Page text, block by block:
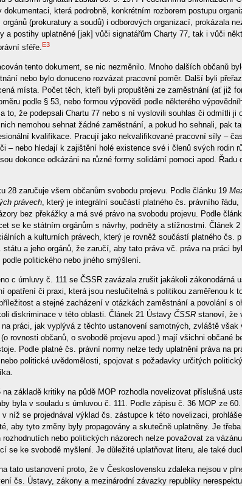
která podrobně, konkrétním rozborem postupu
(prokuratury a soudů) i odborových organizací, prokázala
a postihy uplatněné [jak] vůči signatářům Charty 77, tak i vůči
sféře. E3
tento dokument, se nic nezměnilo. Mnoho dalších občanů
nebo bylo donuceno rozvázat pracovní poměr. Další byli
místa. Počet těch, kteří byli propuštěni ze zaměstnání (ať již
podle § 53, nebo formou výpovědi podle některého
to, že podepsali Chartu 77 nebo s ní vyslovili souhlas či odmítli ji
nemohou sehnat žádné zaměstnání, a pokud ho sehnali, pak
kvalifikace. Pracují jako nekvalifikované pracovní síly –
– nebo hledají k zajištění holé existence své i členů svých rodin
dokonce odkázáni na různé formy solidární pomoci apod. Řadu
28 zaručuje všem občanům svobodu projevu. Podle článku 19
právech , který je integrální součástí platného čs. právního
bez překážky a má své právo na svobodu projevu. Podle
se ke státním orgánům s návrhy, podněty a stížnostmi. Článek
a kulturních právech, který je rovněž součástí platného čs.
a jeho orgánů, že zaručí, aby tato práva vč. práva na práci
politického nebo jiného smýšlení.
c úmluvy č. 111 se ČSSR zavázala zrušit jakákoli zákonodárná
opatření či praxi, která jsou neslučitelná s politikou zaměřenou k
a stejné zacházení v otázkách zaměstnání a povolání s
diskriminace v této oblasti. Článek 21 Ústavy ČSSR stanoví, že
na práci, jak vyplývá z těchto ustanovení samotných, zvláště však
rovnosti občanů, o svobodě projevu apod.) mají všichni občané
Podle platné čs. právní normy nelze tedy uplatnění práva na
politické uvědomělosti, spojovat s požadavky určitých
základě kritiky na půdě MOP rozhodla novelizovat příslušná
byla v souladu s úmluvou č. 111. Podle zápisu č. 36 MOP ze
níž se projednával výklad čs. zástupce k této novelizaci,
aby tyto změny byly propagovány a skutečně uplatněny. Je
nebo politických názorech nelze považovat za
se ke svobodě myšlení. Je důležité uplatňovat literu, ale také
tato ustanovení proto, že v Československu zdaleka nejsou v
čs. Ústavy, zákony a mezinárodní závazky republiky